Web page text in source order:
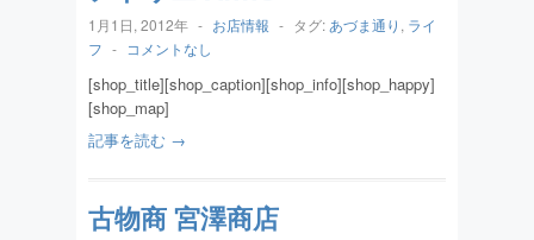
1月1日, 2012年 - お店情報 - タグ: あづま通り , ライ
フ - コメントなし
[shop_title][shop_caption][shop_info][shop_happy]
[shop_map]
記事を読む →
古物商 宮澤商店